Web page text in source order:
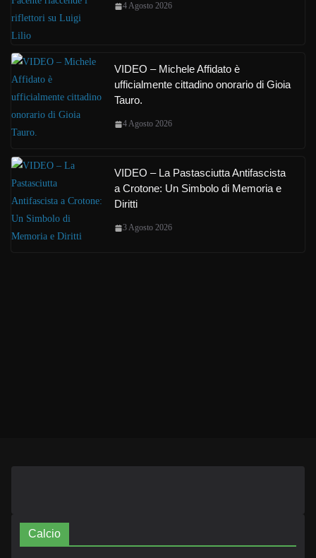
4 Agosto 2026
VIDEO – Michele Affidato è
ufficialmente cittadino onorario di Gioia
Tauro.
4 Agosto 2026
VIDEO – La Pastasciutta Antifascista
a Crotone: Un Simbolo di Memoria e
Diritti
3 Agosto 2026
Calcio